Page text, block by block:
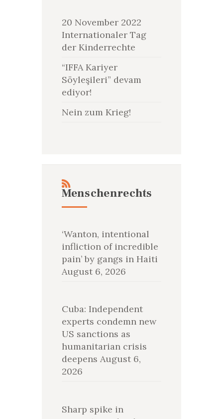
20 November 2022
Internationaler Tag
der Kinderrechte
“IFFA Kariyer
Söyleşileri” devam
ediyor!
Nein zum Krieg!
Menschenrechts
‘Wanton, intentional
infliction of incredible
pain’ by gangs in Haiti
August 6, 2026
Cuba: Independent
experts condemn new
US sanctions as
humanitarian crisis
deepens August 6,
2026
Sharp spike in